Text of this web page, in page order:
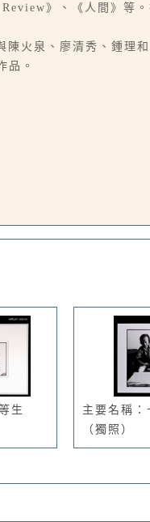
》、《人間》等
火泉、廖清秀、鍾理
品。
生
主要名稱：
（獨照）